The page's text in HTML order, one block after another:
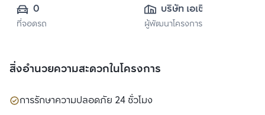
0
ที่จอดรถ
บริษัท เอเชี่ยน
พร็อพเพอร์ตี้ จำกัด
ผู้พัฒนาโครงการ
สิ่งอำนวยความสะดวกในโครงการ
การรักษาความปลอดภัย 24 ชั่วโมง